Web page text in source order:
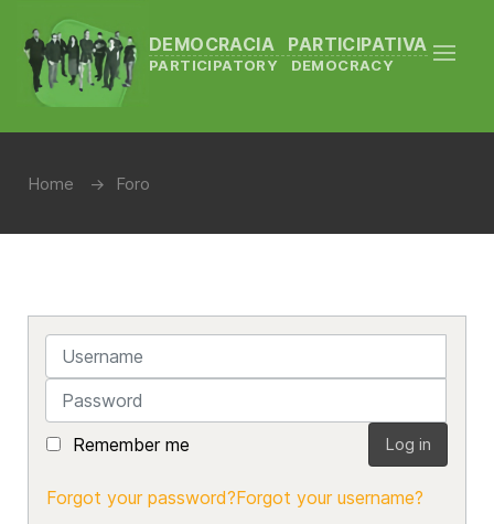
DEMOCRACIA PARTICIPATIVA
PARTICIPATORY DEMOCRACY
Home Foro
Username
Password
Remember me Log in
Forgot your password?Forgot your username?